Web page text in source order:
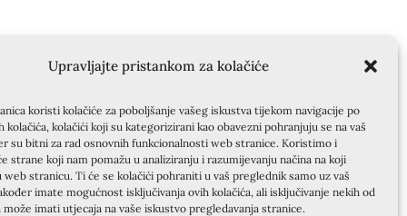
Upravljajte pristankom za kolačiće
koristi kolačiće za poboljšanje vašeg iskustva tijekom navigacije po
kolačića, kolačići koji su kategorizirani kao obavezni pohranjuju se na vaš
su bitni za rad osnovnih funkcionalnosti web stranice. Koristimo i
strane koji nam pomažu u analiziranju i razumijevanju načina na koji
stranicu. Ti će se kolačići pohraniti u vaš preglednik samo uz vaš
imate mogućnost isključivanja ovih kolačića, ali isključivanje nekih od
može imati utjecaja na vaše iskustvo pregledavanja stranice.